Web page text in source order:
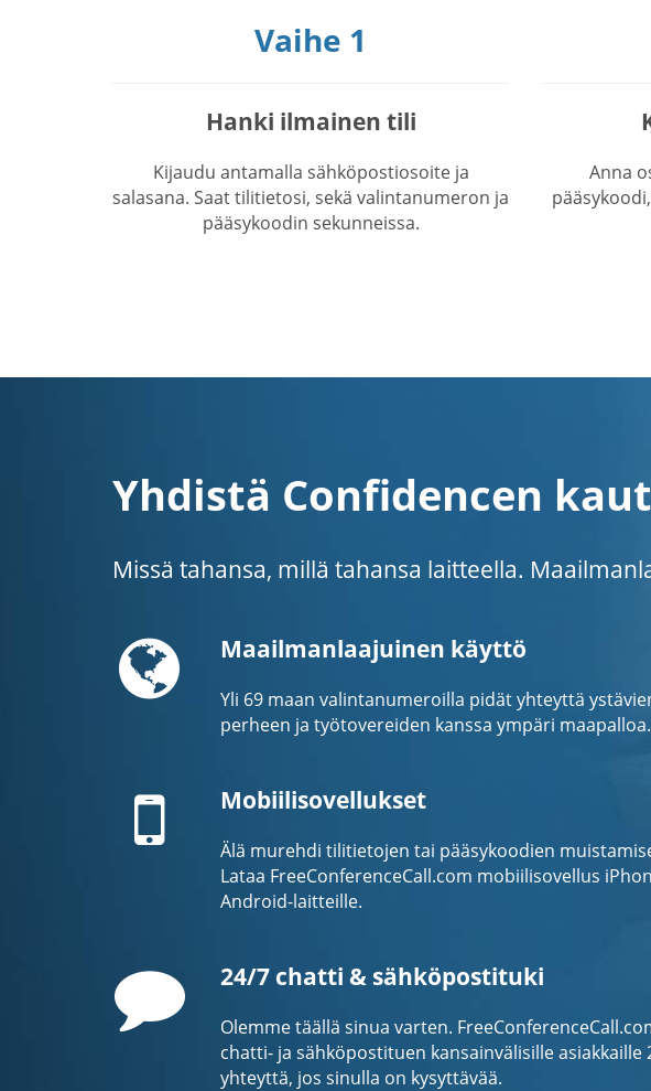
Vaihe 1
Hanki ilmainen tili
Kijaudu antamalla sähköpostiosoite ja
salasana. Saat tilitietosi, sekä valintanumeron ja
pääsykoodin sekunneissa.
Anna
Yhdistä Confidencen
Missä tahansa, millä tahansa laitteella.
GlobeMaailmanlaajuinen käyttö
Yli 69 maan valintanumeroilla pidät yhteyttä
perheen ja työtovereiden kanssa ympäri maapalloa.
Mobile Mobiilisovellukset
Älä murehdi tilitietojen tai pääsykoodien
Lataa FreeConferenceCall.com mobiilisovellus
Android-laitteille.
Comment
24/7 chatti & sähköpostituki
Olemme täällä sinua varten.
chatti- ja sähköpostituen kansainvälisille asiakkaille
yhteyttä, jos sinulla on kysyttävää.